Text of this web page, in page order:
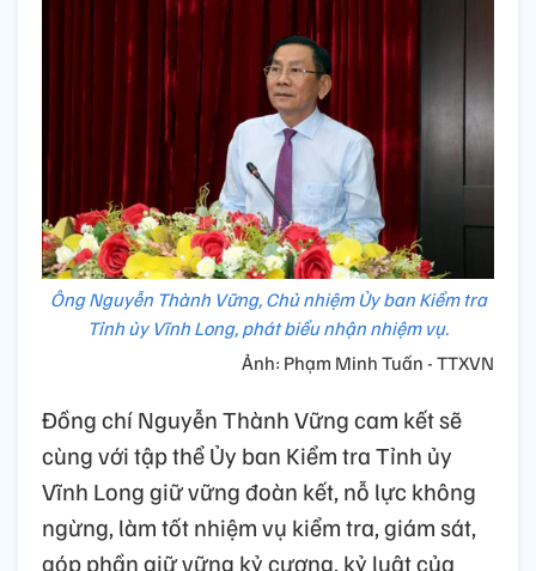
Ông Nguyễn Thành Vững, Chủ nhiệm Ủy ban Kiểm tra
Tỉnh ủy Vĩnh Long, phát biểu nhận nhiệm vụ.
Ảnh: Phạm Minh Tuấn - TTXVN
Đồng chí Nguyễn Thành Vững cam kết sẽ
cùng với tập thể Ủy ban Kiểm tra Tỉnh ủy
Vĩnh Long giữ vững đoàn kết, nỗ lực không
ngừng, làm tốt nhiệm vụ kiểm tra, giám sát,
góp phần giữ vững kỷ cương, kỷ luật của